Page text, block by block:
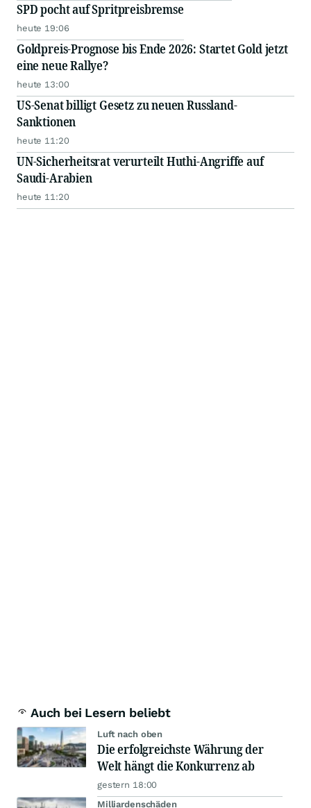
SPD pocht auf Spritpreisbremse
heute 19:06
Goldpreis-Prognose bis Ende 2026: Startet Gold jetzt
eine neue Rallye?
heute 13:00
US-Senat billigt Gesetz zu neuen Russland-
Sanktionen
heute 11:20
UN-Sicherheitsrat verurteilt Huthi-Angriffe auf
Saudi-Arabien
heute 11:20
Auch bei Lesern beliebt
Luft nach oben
Die erfolgreichste Währung der
Welt hängt die Konkurrenz ab
gestern 18:00
Milliardenschäden